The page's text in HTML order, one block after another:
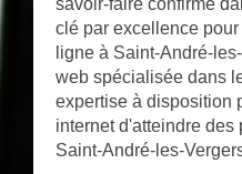
savoir-faire confirmé
clé par excellence
ligne à Saint-André-
web spécialisée dans
expertise à disposition
internet d'atteindre des
Saint-André-les-